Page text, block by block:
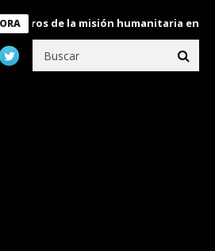
de la misión humanitaria enviada a